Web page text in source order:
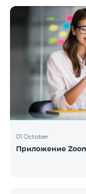
01 October
Приложение